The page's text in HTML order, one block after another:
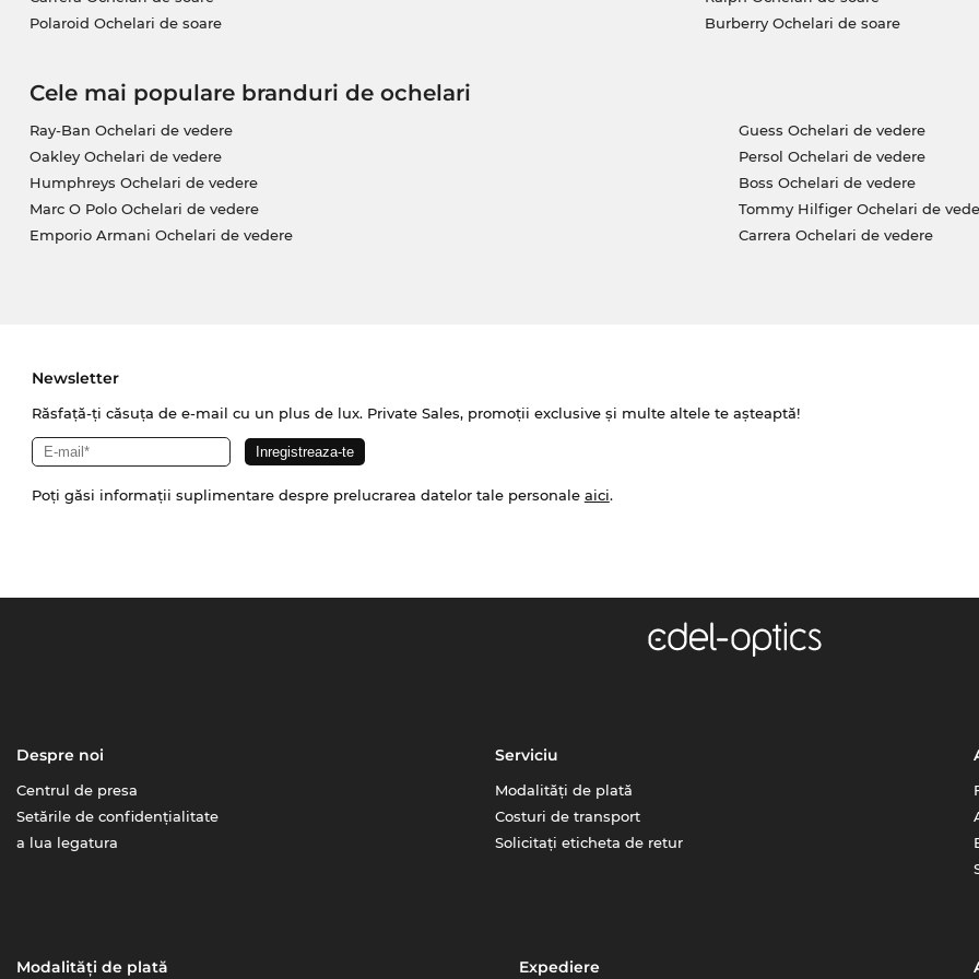
Polaroid Ochelari de soare
Burberry Ochelari de soare
Cele mai populare branduri de ochelari
Ray-Ban Ochelari de vedere
Oakley Ochelari de vedere
Humphreys Ochelari de vedere
Marc O Polo Ochelari de vedere
Emporio Armani Ochelari de vedere
Guess Ochelari de vedere
Persol Ochelari de vedere
Boss Ochelari de vedere
Tommy Hilfiger Ochelari de
Carrera Ochelari de vedere
Newsletter
Răsfață-ți căsuța de e-mail cu un plus de lux. Private Sales, promoții exclusive și multe altele te așteaptă!
Poți găsi informații suplimentare despre prelucrarea datelor tale personale aici.
Despre noi
Centrul de presa
Setările de confidențialitate
a lua legatura
Serviciu
Modalități de plată
Costuri de transport
Solicitați eticheta de retur
Modalități de plată Expediere